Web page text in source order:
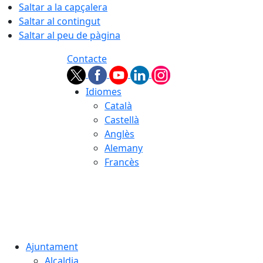
Saltar a la capçalera
Saltar al contingut
Saltar al peu de pàgina
Contacte
Idiomes
Català
Castellà
Anglès
Alemany
Francès
Ajuntament